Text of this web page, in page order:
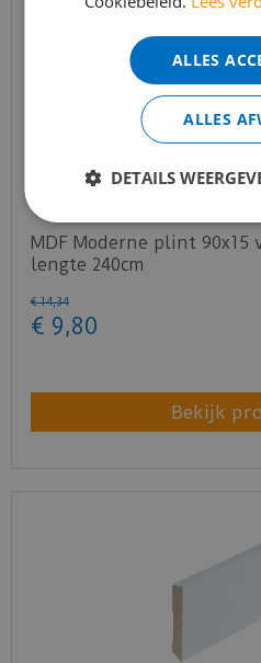
MDF Moderne plint 90x15
lengte 240cm
€ 14,34
€ 9,80
Bekijk
echter iets minder
gewend bent.
Voor vragen kan je
ALLES
ALLES
DETAILS